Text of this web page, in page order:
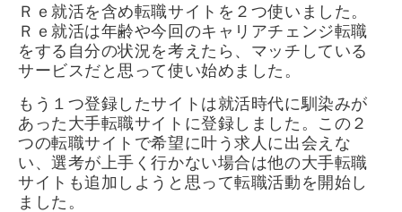
Ｒｅ就活を含め転職サイトを２つ使いました。
Ｒｅ就活は年齢や今回のキャリアチェンジ転職
をする自分の状況を考えたら、マッチしている
サービスだと思って使い始めました。
もう１つ登録したサイトは就活時代に馴染みが
あった大手転職サイトに登録しました。この２
つの転職サイトで希望に叶う求人に出会えな
い、選考が上手く行かない場合は他の大手転職
サイトも追加しようと思って転職活動を開始し
ました。